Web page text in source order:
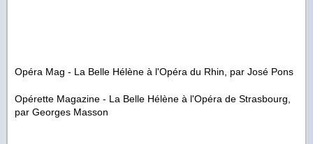
Opéra Mag - La Belle Hélène à l'Opéra du Rhin, par José Pons
Opérette Magazine - La Belle Hélène à l'Opéra de Strasbourg,
par Georges Masson